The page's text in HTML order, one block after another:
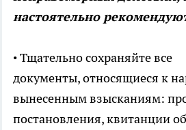
настоятельно
• Тщательно сохраняйте все
документы, относящиеся к
вынесенным взысканиям:
постановления, квитанции